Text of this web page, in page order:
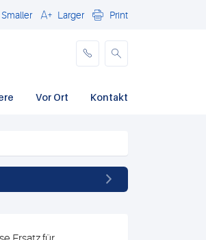
Smaller Larger Print
Vor Ort Kontakt